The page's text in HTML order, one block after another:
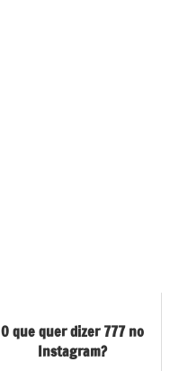
O que quer dizer 777 no
Instagram?